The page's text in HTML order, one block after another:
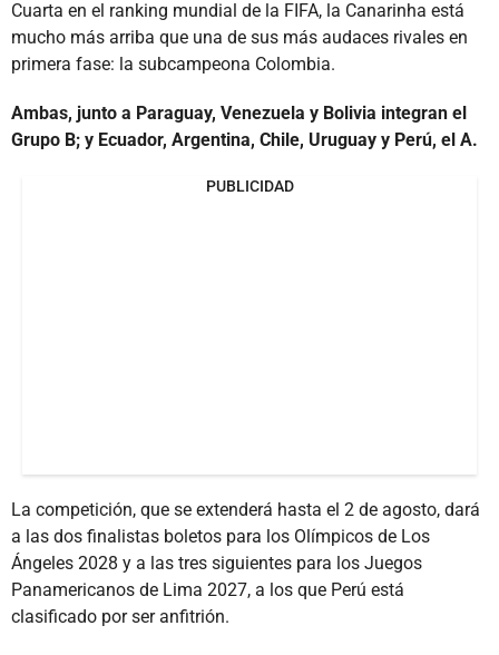
Cuarta en el ranking mundial de la FIFA, la Canarinha está
mucho más arriba que una de sus más audaces rivales en
primera fase: la subcampeona Colombia.
Ambas, junto a Paraguay, Venezuela y Bolivia integran el
Grupo B; y Ecuador, Argentina, Chile, Uruguay y Perú, el A.
PUBLICIDAD
La competición, que se extenderá hasta el 2 de agosto, dará
a las dos finalistas boletos para los Olímpicos de Los
Ángeles 2028 y a las tres siguientes para los Juegos
Panamericanos de Lima 2027, a los que Perú está
clasificado por ser anfitrión.